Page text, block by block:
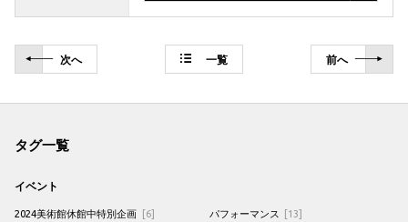
次へ 一覧 前へ
タグ一覧
イベント
2024美術館休館中特別企画 [6]
パフォーマンス [13]